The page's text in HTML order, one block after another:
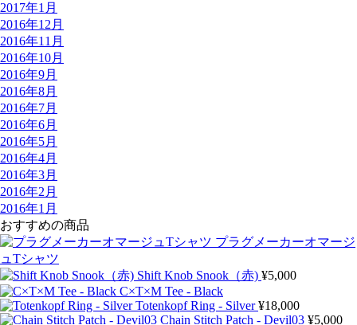
2017年1月
2016年12月
2016年11月
2016年10月
2016年9月
2016年8月
2016年7月
2016年6月
2016年5月
2016年4月
2016年3月
2016年2月
2016年1月
おすすめの商品
プラグメーカーオマージ
ュTシャツ
Shift Knob Snook（赤) ¥5,000
C×T×M Tee - Black
Totenkopf Ring - Silver ¥18,000
Chain Stitch Patch - Devil03 ¥5,000